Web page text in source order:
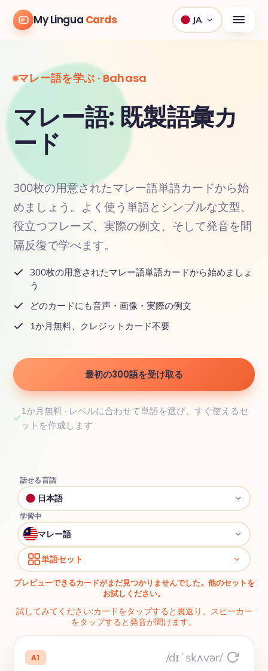
My Lingua Cards JA
マレー語を学ぶ · Bahasa
マレー語: 既製語彙カ
ード
300枚の用意されたマレー語単語カードから始
めましょう。よく使う単語とシンプルな文型、
役立つフレーズ、実際の例文、そして発音を間
隔反復で学べます。
300枚の用意されたマレー語単語カードから始めましょ
う
どのカードにも音声・画像・実際の例文
1か月無料、クレジットカード不要
最初の300語を受け取る
1か月無料 · レベルに合わせて単語を選び、すぐ使えるセ
ットを作成します
話せる言語
日本語
学習中
マレー語
単語セット
プレビューできるカードがまだ見つかりませんでした。他のセットを
お試しください。
試してみてください:カードをタップすると裏返り、スピーカー
をタップすると発音が聞けます。
A1 /dɪˈskʌvər/